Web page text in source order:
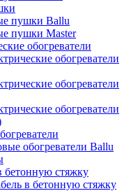
пушки Ballu
пушки Master
обогреватели
обогреватели
обогреватели
обогреватели
обогреватели Ballu
бетонную стяжку
в бетонную стяжку